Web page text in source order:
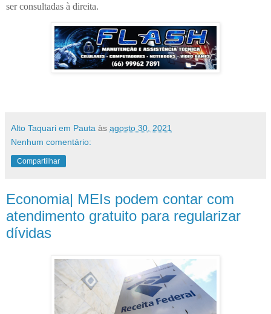
ser consultadas à direita.
Alto Taquari em Pauta às agosto 30, 2021
Nenhum comentário:
Compartilhar
Economia| MEIs podem contar com
atendimento gratuito para regularizar
dívidas